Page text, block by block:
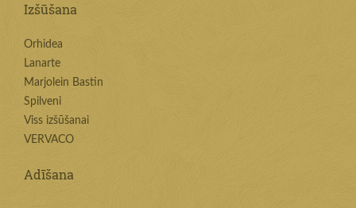
Izšūšana
Orhidea
Lanarte
Marjolein Bastin
Spilveni
Viss izšūšanai
VERVACO
Adīšana